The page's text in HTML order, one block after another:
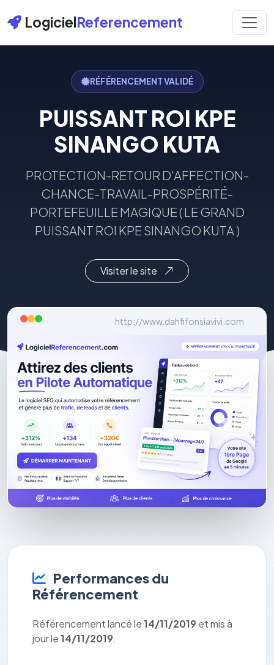
LogicielReferencement
RÉFÉRENCEMENT VALIDÉ
PUISSANT ROI KPE
SINANGO KUTA
PROTECTION-RETOUR D'AFFECTION-
CHANCE-TRAVAIL-PROSPÉRITÉ-
PORTEFEUILLE MAGIQUE ( LE GRAND
PUISSANT ROI KPE SINANGO KUTA )
Visiter le site
http://www.dahfifonsiavivi.com
Performances du
Référencement
Référencement lancé le14/11/2019 et mis à
jour le14/11/2019.